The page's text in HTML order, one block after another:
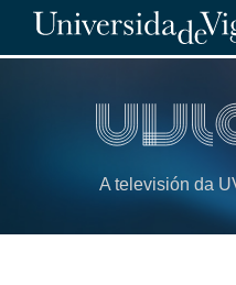
A televisión da